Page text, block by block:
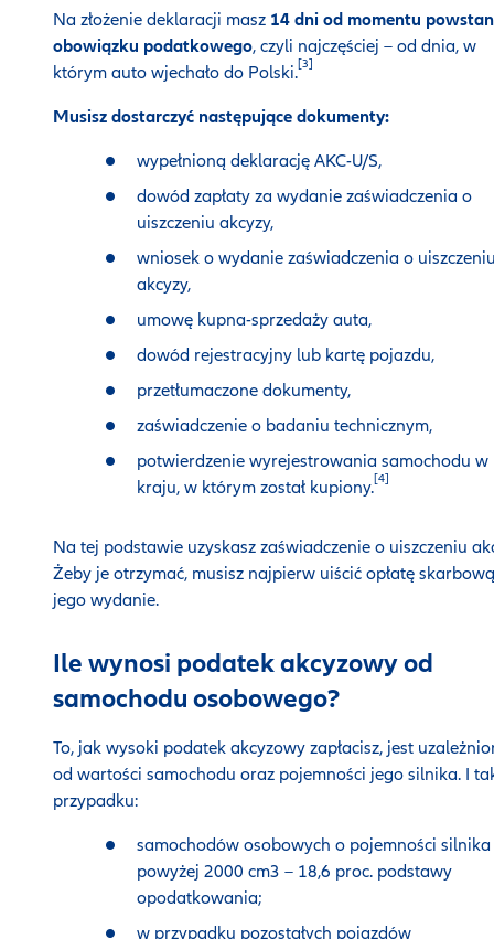
Na złożenie deklaracji masz 14 dni od momentu
obowiązku podatkowego, czyli najczęściej – od dnia, w
którym auto wjechało do Polski.[3]
Musisz dostarczyć następujące dokumenty:
wypełnioną deklarację AKC-U/S,
dowód zapłaty za wydanie zaświadczenia o
uiszczeniu akcyzy,
wniosek o wydanie zaświadczenia o
akcyzy,
umowę kupna-sprzedaży auta,
dowód rejestracyjny lub kartę pojazdu,
przetłumaczone dokumenty,
zaświadczenie o badaniu technicznym,
potwierdzenie wyrejestrowania samochodu w
kraju, w którym został kupiony.[4]
Na tej podstawie uzyskasz zaświadczenie o uiszczeniu
Żeby je otrzymać, musisz najpierw uiścić opłatę
jego wydanie.
Ile wynosi podatek akcyzowy od
samochodu osobowego?
To, jak wysoki podatek akcyzowy zapłacisz, jest
od wartości samochodu oraz pojemności jego silnika. I
przypadku:
samochodów osobowych o pojemności silnika
powyżej 2000 cm3 – 18,6 proc. podstawy
opodatkowania;
w przypadku pozostałych pojazdów